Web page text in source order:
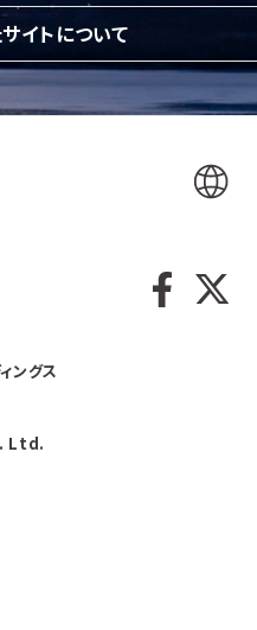
イトについて
ングス
Ltd.